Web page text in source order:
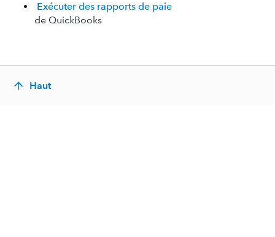
Exécuter des rapports de paie
de QuickBooks
Haut